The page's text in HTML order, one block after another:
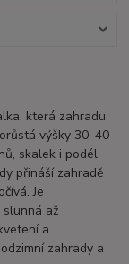
která zahradu
výšky 30–40
skalek i podél
přináší zahradě
Je
až
a
zahrady a